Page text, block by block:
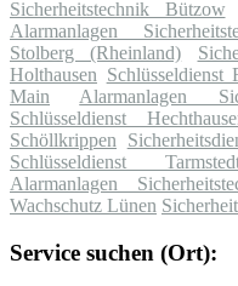
Sicherheitstechnik Bützow
Alarmanlagen
Stolberg (Rheinland)
Holthausen Schlüsseldienst
Main
Alarmanlagen
Schlüsseldienst
Schöllkrippen
Schlüsseldienst
Alarmanlagen
Wachschutz Lünen
Service suchen (Ort):